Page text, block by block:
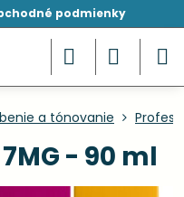
podmienky
a tónovanie
- 90 ml